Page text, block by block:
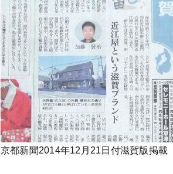
京都新聞2014年12月21日付滋賀版掲載